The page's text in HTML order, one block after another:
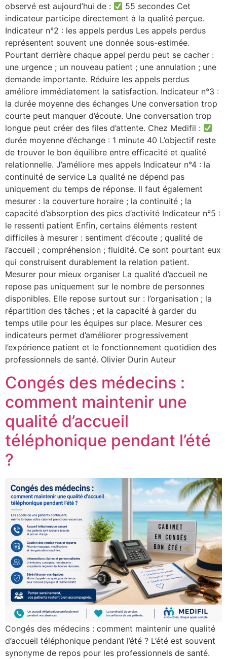
observé est aujourd’hui de :
55 secondes Cet
indicateur participe directement à la qualité perçue.
Indicateur n°2 : les appels perdus Les appels perdus
représentent souvent une donnée sous-estimée.
Pourtant derrière chaque appel perdu peut se cacher :
une urgence ; un nouveau patient ; une annulation ; une
demande importante. Réduire les appels perdus
améliore immédiatement la satisfaction. Indicateur n°3 :
la durée moyenne des échanges Une conversation trop
courte peut manquer d’écoute. Une conversation trop
longue peut créer des files d’attente. Chez Medifil :
durée moyenne d’échange : 1 minute 40 L’objectif reste
de trouver le bon équilibre entre efficacité et qualité
relationnelle. J’améliore mes appels Indicateur n°4 : la
continuité de service La qualité ne dépend pas
uniquement du temps de réponse. Il faut également
mesurer : la couverture horaire ; la continuité ; la
capacité d’absorption des pics d’activité Indicateur n°5 :
le ressenti patient Enfin, certains éléments restent
difficiles à mesurer : sentiment d’écoute ; qualité de
l’accueil ; compréhension ; fluidité. Ce sont pourtant eux
qui construisent durablement la relation patient.
Mesurer pour mieux organiser La qualité d’accueil ne
repose pas uniquement sur le nombre de personnes
disponibles. Elle repose surtout sur : l’organisation ; la
répartition des tâches ; et la capacité à garder du
temps utile pour les équipes sur place. Mesurer ces
indicateurs permet d’améliorer progressivement
l’expérience patient et le fonctionnement quotidien des
professionnels de santé. Olivier Durin Auteur
Congés des médecins :
comment maintenir une
qualité d’accueil
téléphonique pendant l’été
?
Congés des médecins : comment maintenir une qualité
d’accueil téléphonique pendant l’été ? L’été est souvent
synonyme de repos pour les professionnels de santé.